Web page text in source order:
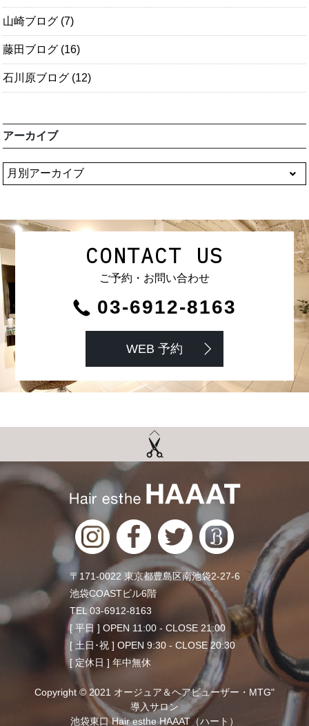
山崎ブログ (7)
藤田ブログ (16)
石川原ブログ (12)
アーカイブ
CONTACT US
ご予約・お問い合わせ
03-6912-8163
WEB 予約
〒171-0022 東京都豊島区南池袋2-27-6
池袋COASTビル6階
TEL 03-6912-8163
[ 平日 ] OPEN 11:00 - CLOSE 21:00
[ 土日･祝 ] OPEN 9:30 - CLOSE 20:30
[ 定休日 ] 年中無休
Copyright © 2021 オージュア＆ヘアビューザー・MTG"
導入サロン
池袋東口 Hair esthe HAAAT（ハート）